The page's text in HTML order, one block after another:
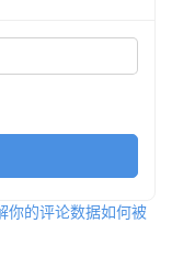
你的评论数据如何被